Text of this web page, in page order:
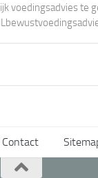
voedingsadvies te
Contact